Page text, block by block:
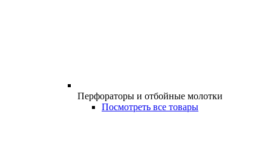
Перфораторы и отбойные молотки
Посмотреть все товары